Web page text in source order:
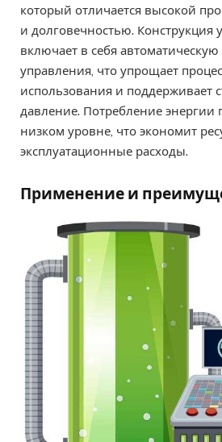
который отличается высокой
и долговечностью. Конструкция
включает в себя автоматическую
управления, что упрощает
использования и поддерживает
давление. Потребление энергии
низком уровне, что экономит
эксплуатационные расходы.
Применение и